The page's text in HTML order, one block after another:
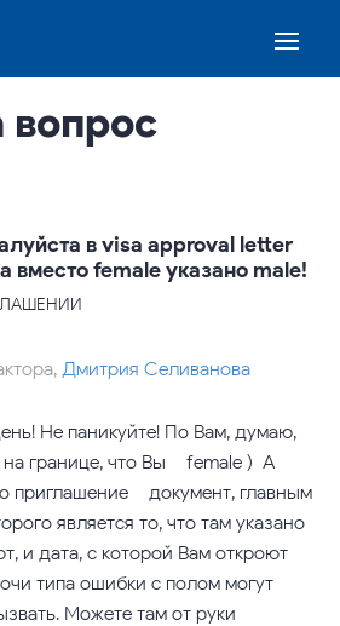
вопрос
в visa approval letter
female указано male!
Дмитрия Селиванова
Не паникуйте! По Вам, думаю,
границе, что Вы – female ) А
приглашение – документ, главным
является то, что там указано
и дата, с которой Вам откроют
типа ошибки с полом могут
Можете там от руки